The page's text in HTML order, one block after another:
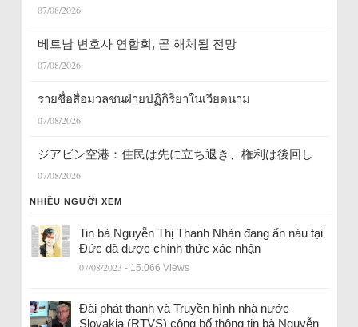
07/08/2026
베트남 변호사 연합회, 곧 해체될 전망
07/08/2026
รายชื่อสื่อมวลชนฝ่ายปฏิกิริยาในเวียดนาม
07/08/2026
ジアビン空港：住民は先に立ち退き、権利は後回し
07/08/2026
NHIỀU NGƯỜI XEM
Tin bà Nguyễn Thị Thanh Nhàn đang ẩn náu tại
Đức đã được chính thức xác nhận
07/08/2023 - 15.066 Views
Đài phát thanh và Truyền hình nhà nước
Slovakia (RTVS) công bố thông tin bà Nguyễn